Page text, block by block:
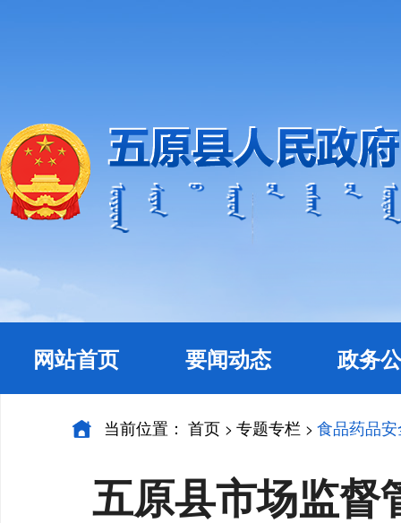
网站首页 要闻动态 政务
当前位置： 首页 > 专题专栏 > 食品药品
五原县市场监督